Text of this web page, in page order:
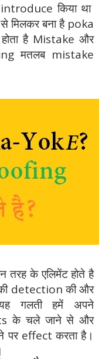
introduce किया था
मिलकर बना है poka
है Mistake और
मतलब mistake
के एलिमेंट होते है
detection की और
गलती हमें अपने
के चले जाने से और
effect करता है।